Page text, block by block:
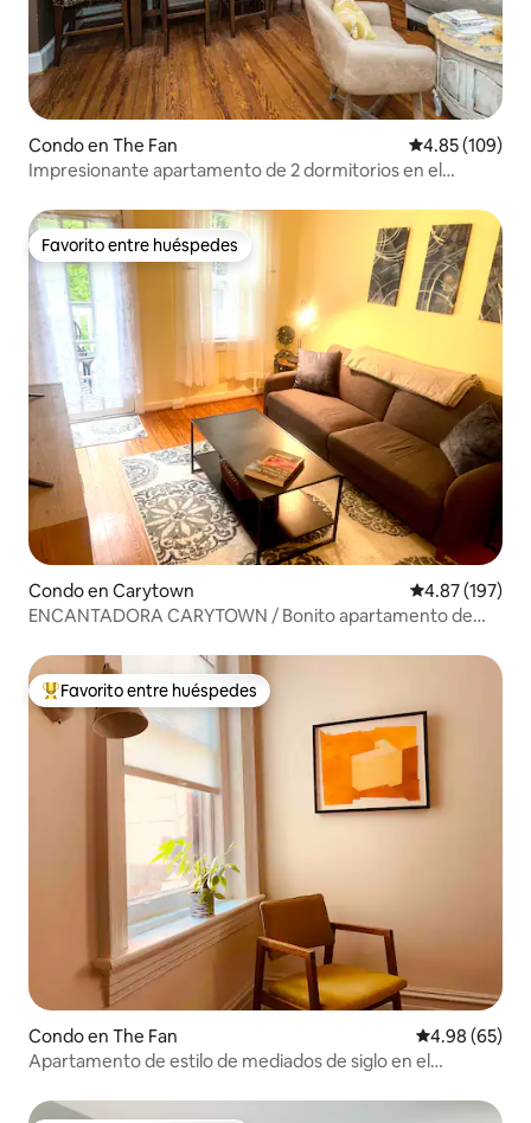
Condo en The Fan Calificación
4.85 (109)
Impresionante apartamento de 2 dormitorios en el
Favorito entre huéspedes
Favorito entre huéspedes
Condo en Carytown Calificación
4.87 (197)
ENCANTADORA CARYTOWN / Bonito apartamento de
Favorito entre huéspedes preferido
Favorito entre huéspedes
Condo en The Fan Calificación
4.98 (65)
Apartamento de estilo de mediados de siglo en el